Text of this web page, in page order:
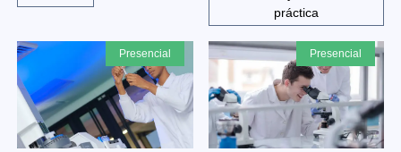
práctica
presencial presencial